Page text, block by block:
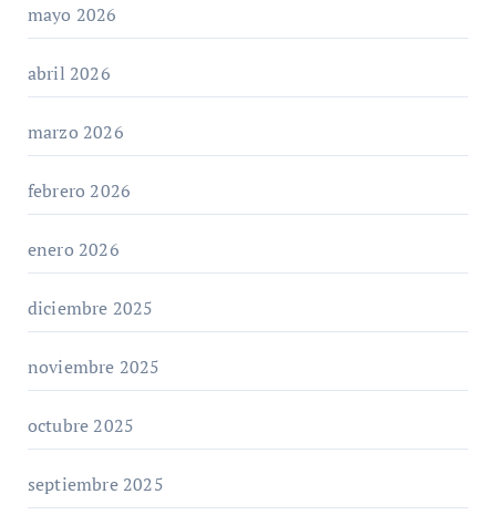
mayo 2026
abril 2026
marzo 2026
febrero 2026
enero 2026
diciembre 2025
noviembre 2025
octubre 2025
septiembre 2025